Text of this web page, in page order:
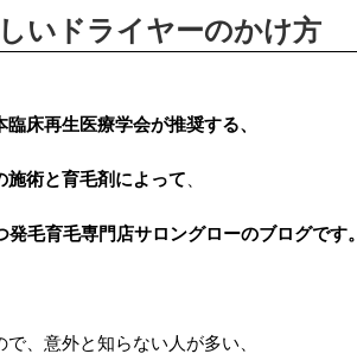
いドライヤーのかけ方
床再生医療学会が推奨する、
施術と育毛剤によって
毛育毛専門店サロングローのブログです。
、意外と知らない人が多い、